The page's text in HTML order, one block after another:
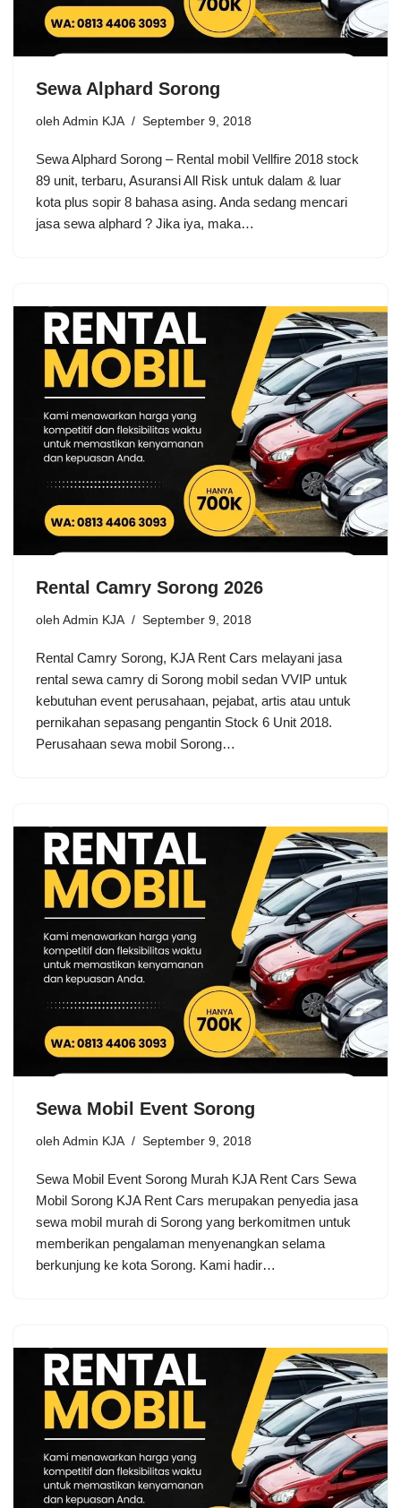
Sewa Alphard Sorong
oleh Admin KJA September 9, 2018
Sewa Alphard Sorong – Rental mobil Vellfire 2018 stock
89 unit, terbaru, Asuransi All Risk untuk dalam & luar
kota plus sopir 8 bahasa asing. Anda sedang mencari
jasa sewa alphard ? Jika iya, maka…
Rental Camry Sorong 2026
oleh Admin KJA September 9, 2018
Rental Camry Sorong, KJA Rent Cars melayani jasa
rental sewa camry di Sorong mobil sedan VVIP untuk
kebutuhan event perusahaan, pejabat, artis atau untuk
pernikahan sepasang pengantin Stock 6 Unit 2018.
Perusahaan sewa mobil Sorong…
Sewa Mobil Event Sorong
oleh Admin KJA September 9, 2018
Sewa Mobil Event Sorong Murah KJA Rent Cars Sewa
Mobil Sorong KJA Rent Cars merupakan penyedia jasa
sewa mobil murah di Sorong yang berkomitmen untuk
memberikan pengalaman menyenangkan selama
berkunjung ke kota Sorong. Kami hadir…